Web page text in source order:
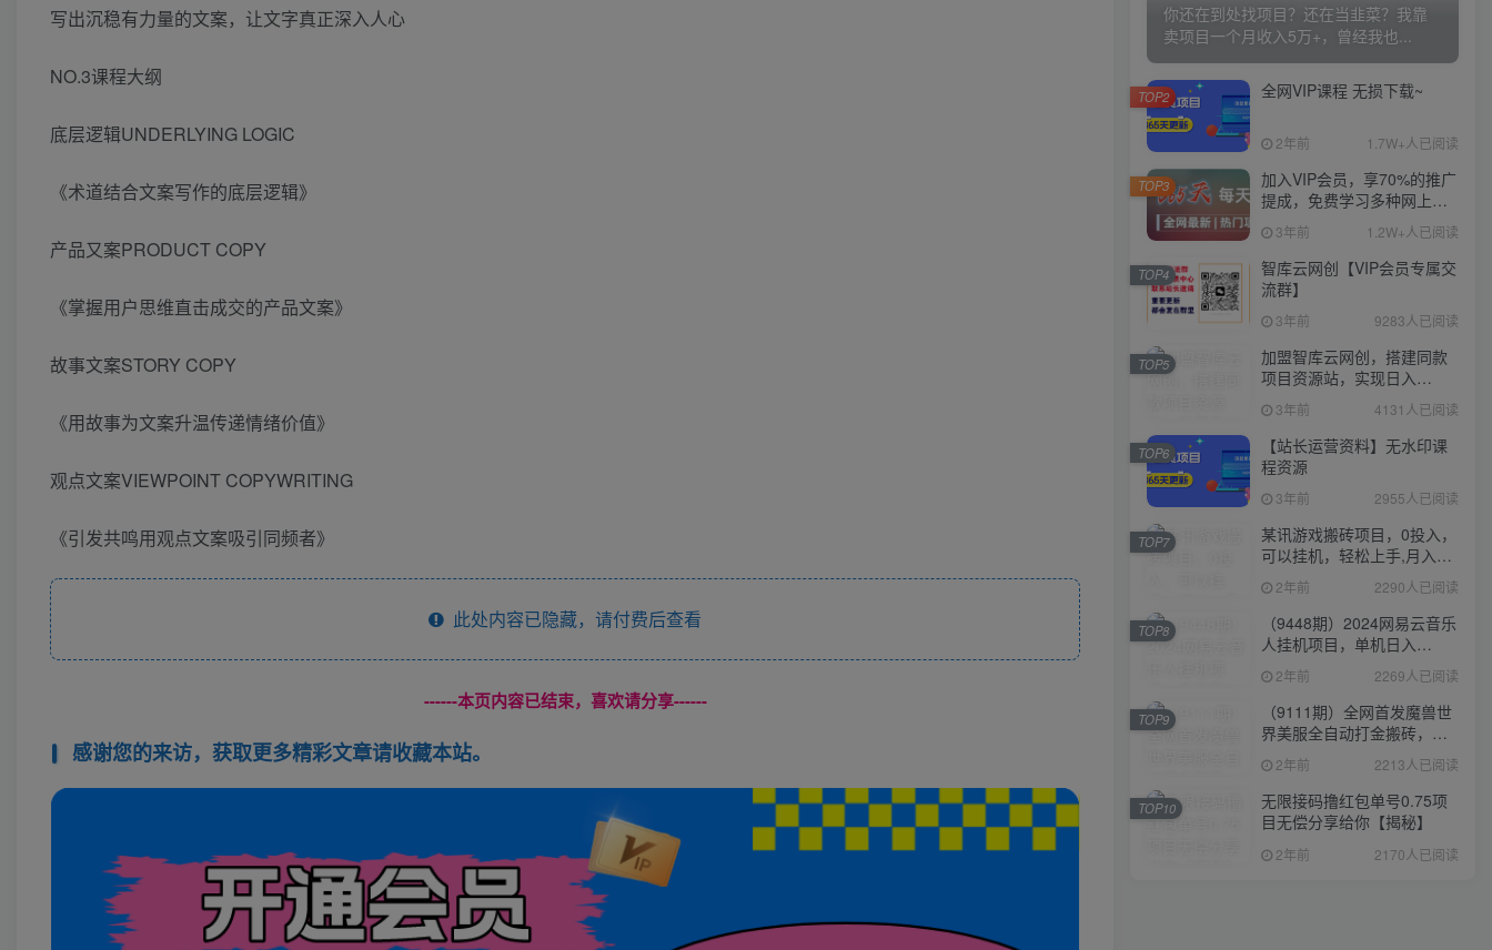
写出沉稳有力量的文案，让文字真正深入人心
NO.3课程大纲
底层逻辑UNDERLYING LOGIC
《术道结合文案写作的底层逻辑》
产品又案PRODUCT COPY
《掌握用户思维直击成交的产品文案》
故事文案STORY COPY
《用故事为文案升温传递情绪价值》
观点文案VIEWPOINT COPYWRITING
《引发共鸣用观点文案吸引同频者》
此处内容已隐藏，请付费后查看
------本页内容已结束，喜欢请分享------
感谢您的来访，获取更多精彩文章请收藏本站。
你还在到处找项目？还在当韭菜？我靠
卖项目一个月收入5万+，曾经我也...
全网VIP课程 无损下载~
2年前 1.7W+人已阅读
TOP2
加入VIP会员，享70%的推广
提成，免费学习多种网上创
业课程，菜鸟秒变大神！
3年前 1.2W+人已阅读
TOP3
智库云网创【VIP会员专属交
流群】
3年前 9283人已阅读
TOP4
加盟智库云网创，搭建同款
项目资源站，实现日入
2000+
3年前 4131人已阅读
TOP5
【站长运营资料】无水印课
程资源
3年前 2955人已阅读
TOP6
某讯游戏搬砖项目，0投入，
可以挂机，轻松上手,月入
3000+上不封顶
2年前 2290人已阅读
TOP7
（9448期）2024网易云音乐
人挂机项目，单机日入
150+，无脑月入5000+
2年前 2269人已阅读
TOP8
（9111期）全网首发魔兽世
界美服全自动打金搬砖，日
入1000+，简单好操作，保
姆级教学
2年前 2213人已阅读
TOP9
无限接码撸红包单号0.75项
目无偿分享给你【揭秘】
2年前 2170人已阅读
TOP10